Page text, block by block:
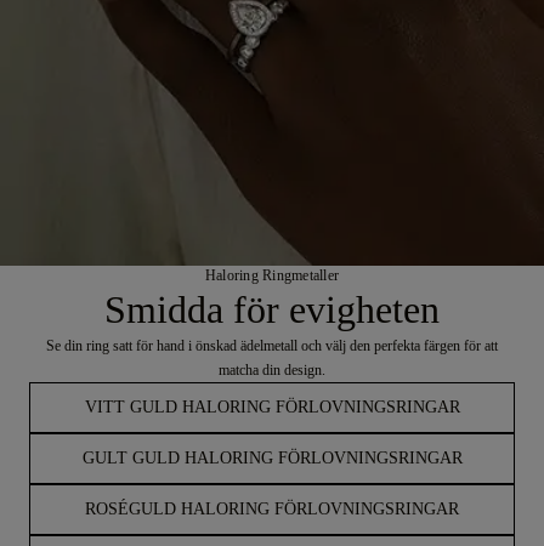
Haloring Ringmetaller
Smidda för evigheten
Se din ring satt för hand i önskad ädelmetall och välj den perfekta färgen för att
matcha din design.
VITT GULD HALORING FÖRLOVNINGSRINGAR
GULT GULD HALORING FÖRLOVNINGSRINGAR
ROSÉGULD HALORING FÖRLOVNINGSRINGAR